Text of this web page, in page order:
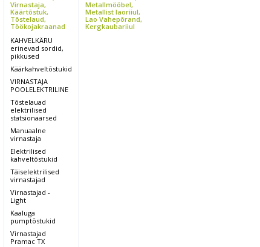
Virnastaja,
Käärtõstuk,
Tõstelaud,
Töökojakraanad
KAHVELKÄRU
erinevad sordid,
pikkused
Käärkahveltõstukid
VIRNASTAJA
POOLELEKTRILINE
Tõstelauad
elektrilised
statsionaarsed
Manuaalne
virnastaja
Elektrilised
kahveltõstukid
Täiselektrilised
virnastajad
Virnastajad -
Light
Kaaluga
pumptõstukid
Virnastajad
Pramac TX
Metallmööbel,
Metallist laoriiul,
Lao Vahepõrand,
Kergkaubariiul